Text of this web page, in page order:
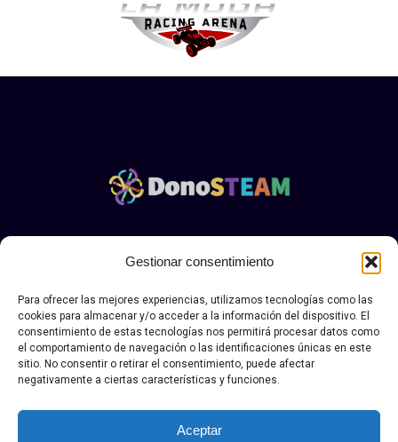
Gestionar consentimiento
Para ofrecer las mejores experiencias, utilizamos tecnologías como las
cookies para almacenar y/o acceder a la información del dispositivo. El
consentimiento de estas tecnologías nos permitirá procesar datos como
el comportamiento de navegación o las identificaciones únicas en este
sitio. No consentir o retirar el consentimiento, puede afectar
negativamente a ciertas características y funciones.
Aceptar
Aviso legal y politica de privacidad Donosteam
Política
© Copyright DONOSTEAN 2026. Todos los derechos
reservados.